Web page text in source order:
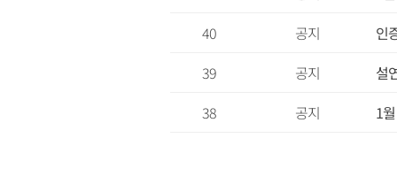
40
공지
인
39
공지
설
38
공지 1